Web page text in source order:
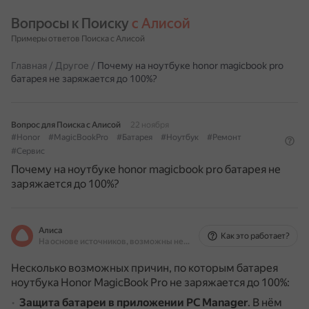
Вопросы к Поиску с Алисой
Примеры ответов Поиска с Алисой
Главная / Другое / Почему на ноутбуке honor magicbook pro
батарея не заряжается до 100%?
Вопрос для Поиска с Алисой
22 ноября
#Honor
#MagicBookPro #Батарея #Ноутбук
#Ремонт
#Сервис
Почему на ноутбуке honor magicbook pro батарея не
заряжается до 100%?
Алиса
На основе источников, возможны неточности
Как это работает?
Несколько возможных причин, по которым батарея
ноутбука Honor MagicBook Pro не заряжается до 100%:
Защита батареи в приложении PC Manager. В нём